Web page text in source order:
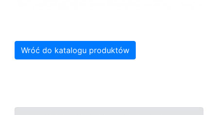
Wróć do katalogu produktów